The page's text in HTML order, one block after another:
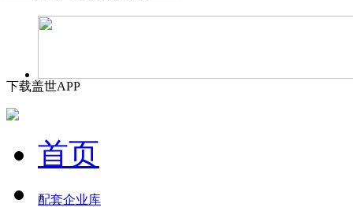
下载盖世APP
首页
配套企业库